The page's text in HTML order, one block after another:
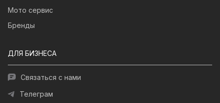
Мото сервис
Бренды
ДЛЯ БИЗНЕСА
Связаться с нами
Телеграм